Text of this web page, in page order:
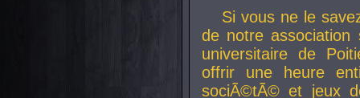
Si vous ne le
de notre
universitaire de
offrir une heure
sociÃ©tÃ© et jeux